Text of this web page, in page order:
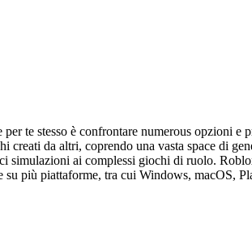
te stesso è confrontare numerous opzioni e
creati da altri, coprendo una vasta space di
simulazioni ai complessi giochi di ruolo.
più piattaforme, tra cui Windows, macOS,